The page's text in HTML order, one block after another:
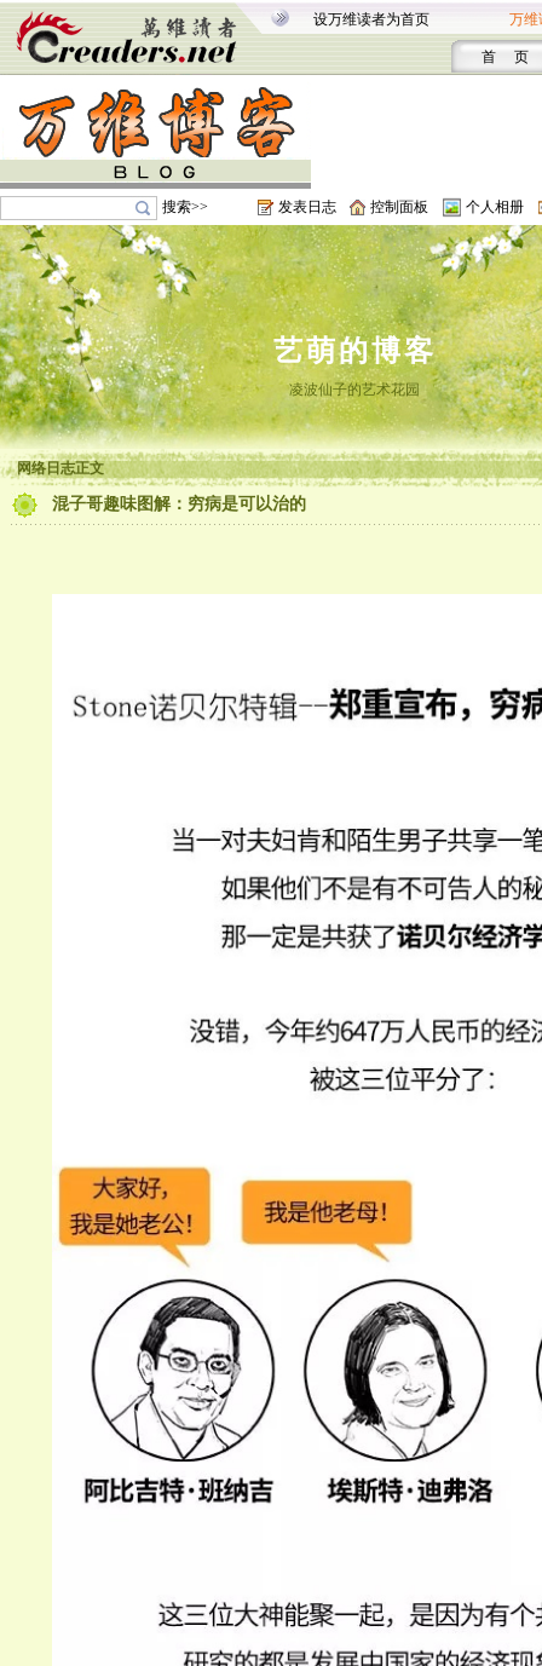
设万维读者为首页 万维
首 页
搜索>> 发表日志 控制面板 个人相册
艺萌的博客
凌波仙子的艺术花园
网络日志正文
混子哥趣味图解：穷病是可以治的